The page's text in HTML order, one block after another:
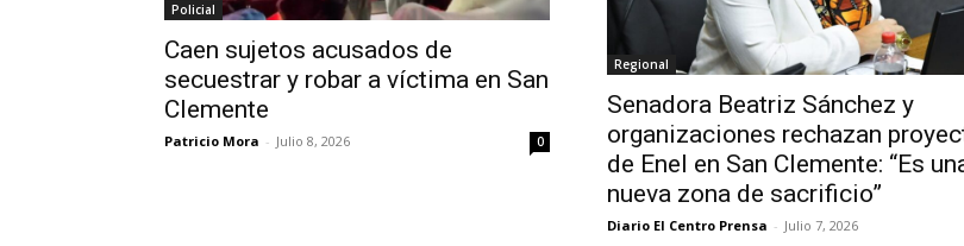
Policial
Caen sujetos acusados de
secuestrar y robar a víctima en San
Clemente
Patricio Mora - Julio 8, 2026 0
Regional
Senadora Beatriz Sánchez y
organizaciones rechazan
de Enel en San Clemente: “Es
nueva zona de sacrificio”
Diario El Centro Prensa - Julio 7, 2026